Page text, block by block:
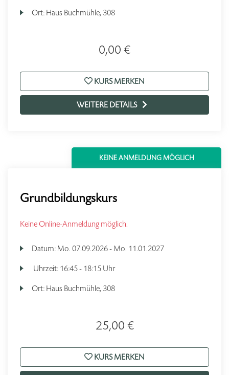
Ort: Haus Buchmühle, 308
0,00 €
KURS MERKEN
WEITERE DETAILS
KEINE ANMELDUNG MÖGLICH
Grundbildungskurs
Keine Online-Anmeldung möglich.
Datum: Mo. 07.09.2026 - Mo. 11.01.2027
Uhrzeit: 16:45 - 18:15 Uhr
Ort: Haus Buchmühle, 308
25,00 €
KURS MERKEN